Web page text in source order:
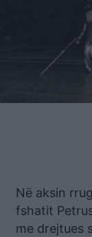
Në aksin
fshatit
me drejtues